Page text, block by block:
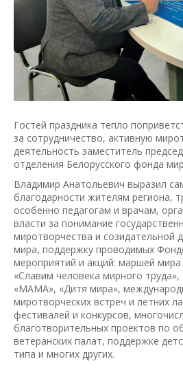
Гостей праздника тепло
за сотрудничество, активную
деятельность заместитель
отделения Белорусского фонда
Владимир Анатольевич выразил
благодарности жителям региона,
особенно педагогам и врачам,
власти за понимание
миротворчества и созидательной
мира, поддержку проводимых
мероприятий и акций: маршей
«Славим человека мирного
«МАМА», «Дитя мира»,
миротворческих встреч и летних
фестивалей и конкурсов,
благотворительных проектов по
ветеранских палат, поддержке
типа и многих других.